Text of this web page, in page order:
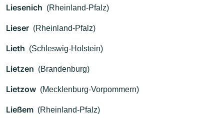
Liesenich (Rheinland-Pfalz)
Lieser (Rheinland-Pfalz)
Lieth (Schleswig-Holstein)
Lietzen (Brandenburg)
Lietzow (Mecklenburg-Vorpommern)
Ließem (Rheinland-Pfalz)